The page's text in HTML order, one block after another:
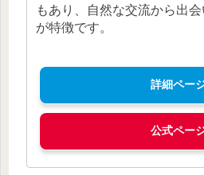
もあり、自然な交流から出
が特徴です。
詳細ペー
公式ペー